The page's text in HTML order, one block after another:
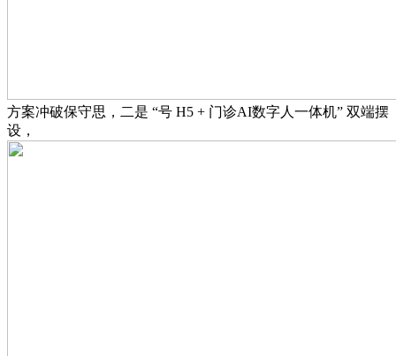
方案冲破保守思，二是 “号 H5 + 门诊AI数字人一体机” 双端摆
设，